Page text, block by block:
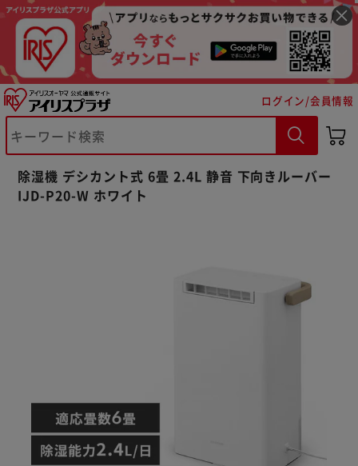
ログイン/会員情報
除湿機 デシカント式 6畳 2.4L 静音 下向きルーバー
IJD-P20-W ホワイト